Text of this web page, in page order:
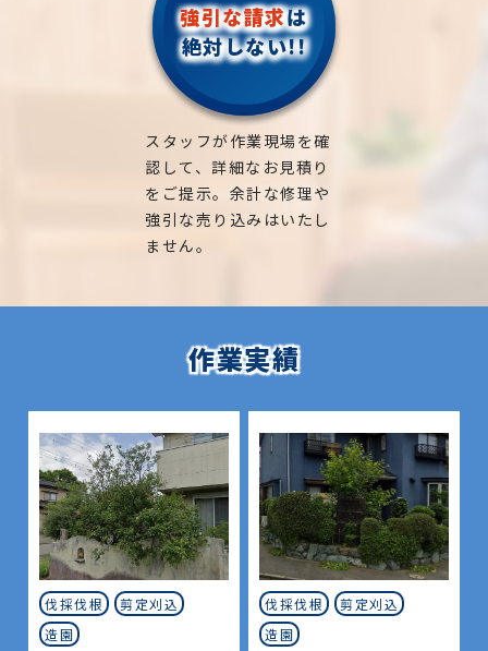
強引な請求は
絶対しない!!
スタッフが作業現場を確
認して、詳細なお見積り
をご提示。余計な修理や
強引な売り込みはいたし
ません。
作業実績
伐採伐根
剪定刈込
造園
伐採伐根
剪定刈込
造園